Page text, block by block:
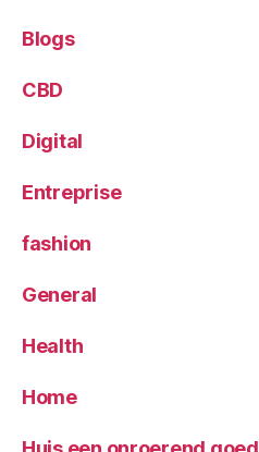
Blogs
CBD
Digital
Entreprise
fashion
General
Health
Home